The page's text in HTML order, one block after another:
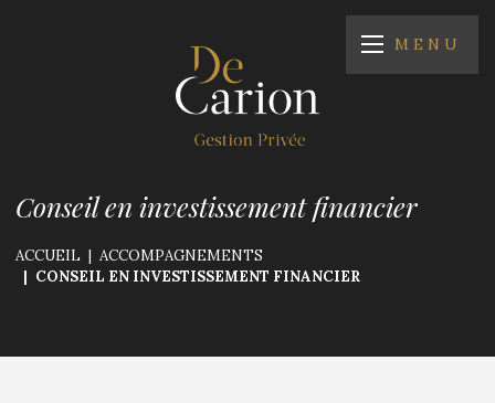
MENU
Conseil en investissement financier
ACCUEIL
ACCOMPAGNEMENTS
CONSEIL EN INVESTISSEMENT FINANCIER